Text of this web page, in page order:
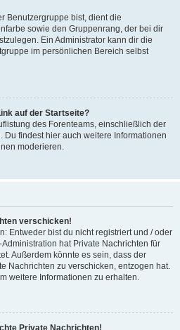
Benutzergruppe bist, dient die
sowie den Gruppenrang, der bei dir
Ein Administrator kann dir die
im persönlichen Bereich selbst
auf der Startseite?
des Forenteams, einschließlich der
Du findest hier auch weitere Informationen
moderieren.
verschicken!
Entweder bist du nicht registriert und / oder
hat Private Nachrichten für
Außerdem könnte es sein, dass der
Nachrichten zu verschicken, entzogen hat.
weitere Informationen zu erhalten.
Private Nachrichten!